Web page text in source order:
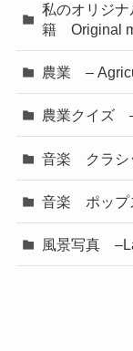
私のオリジ
籍 Original
農業 –
農業クイズ
音楽 クラ
音楽 ポッ
風景写真